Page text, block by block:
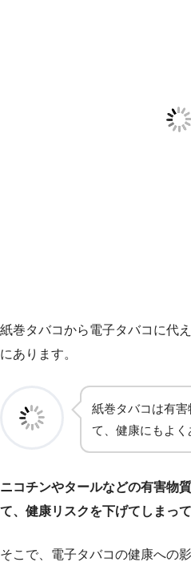
紙巻タバコから電子タバコに代
にあります。
紙巻タバコは有
て、健康にもよく
ニコチンやタールなどの有害物
て、健康リスクを下げてしまって
そこで、電子タバコの健康への